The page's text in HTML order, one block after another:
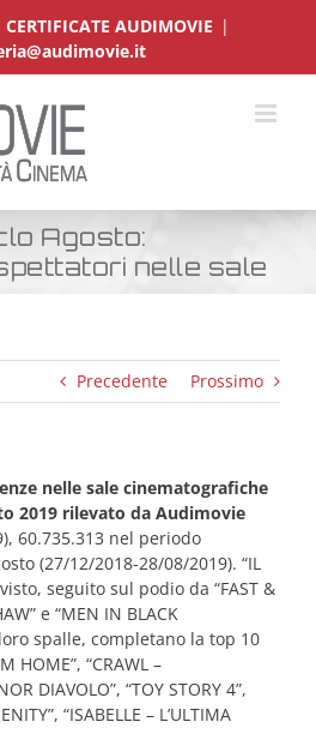
CERTIFICATE AUDIMOVIE |
Agosto:
nelle sale
Precedente Prossimo
nelle sale cinematografiche
2019 rilevato da Audimovie
60.735.313 nel periodo
(27/12/2018-28/08/2019). “IL
seguito sul podio da “FAST &
e “MEN IN BLACK
loro spalle, completano la top 10
HOME”, “CRAWL –
DIAVOLO”, “TOY STORY 4”,
“ISABELLE – L’ULTIMA